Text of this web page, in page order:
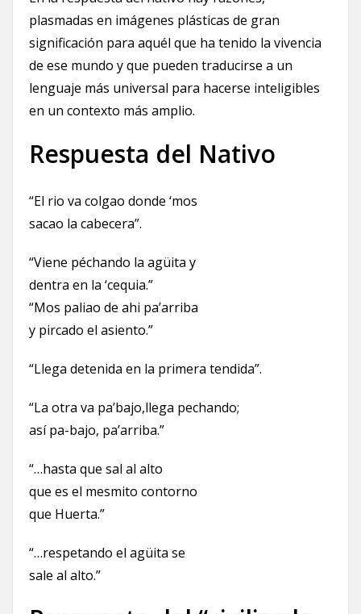
plasmadas en imágenes plásticas de gran
significación para aquél que ha tenido la vivencia
de ese mundo y que pueden traducirse a un
lenguaje más universal para hacerse inteligibles
en un contexto más amplio.
Respuesta del Nativo
“El rio va colgao donde ‘mos
sacao la cabecera”.
“Viene péchando la agüita y
dentra en la ‘cequia.”
“Mos paliao de ahi pa’arriba
y pircado el asiento.”
“Llega detenida en la primera tendida”.
“La otra va pa’bajo,llega pechando;
así pa-bajo, pa’arriba.”
“…hasta que sal al alto
que es el mesmito contorno
que Huerta.”
“…respetando el agüita se
sale al alto.”